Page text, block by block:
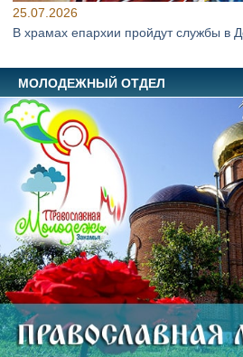
25.07.2026
В храмах епархии пройдут службы в
МОЛОДЕЖНЫЙ ОТДЕЛ